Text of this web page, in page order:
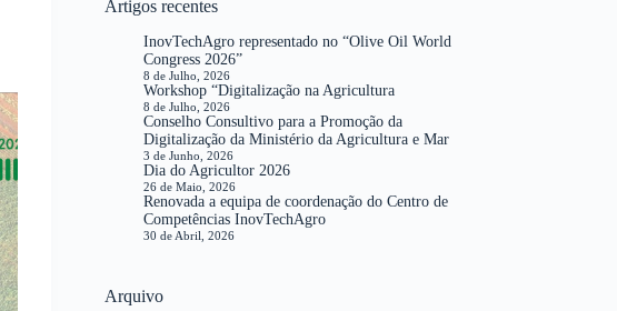
Artigos recentes
InovTechAgro representado no “Olive Oil World
Congress 2026”
8 de Julho, 2026
Workshop “Digitalização na Agricultura
8 de Julho, 2026
Conselho Consultivo para a Promoção da
Digitalização da Ministério da Agricultura e Mar
3 de Junho, 2026
Dia do Agricultor 2026
26 de Maio, 2026
Renovada a equipa de coordenação do Centro de
Competências InovTechAgro
30 de Abril, 2026
Arquivo